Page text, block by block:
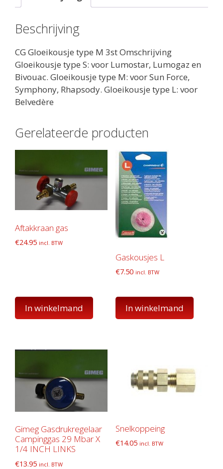
Beschrijving
CG Gloeikousje type M 3st Omschrijving
Gloeikousje type S: voor Lumostar, Lumogaz en
Bivouac. Gloeikousje type M: voor Sun Force,
Symphony, Rhapsody. Gloeikousje type L: voor
Belvedère
Gerelateerde producten
Aftakkraan gas
€24.95 incl. BTW
In winkelmand
Gaskousjes L
€7.50 incl. BTW
In winkelmand
Gimeg Gasdrukregelaar
Campinggas 29 Mbar X
1/4 INCH LINKS
€13.95 incl. BTW
Snelkoppeing
€14.05 incl. BTW